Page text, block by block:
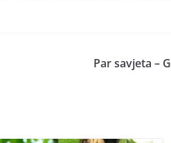
Par savjeta –